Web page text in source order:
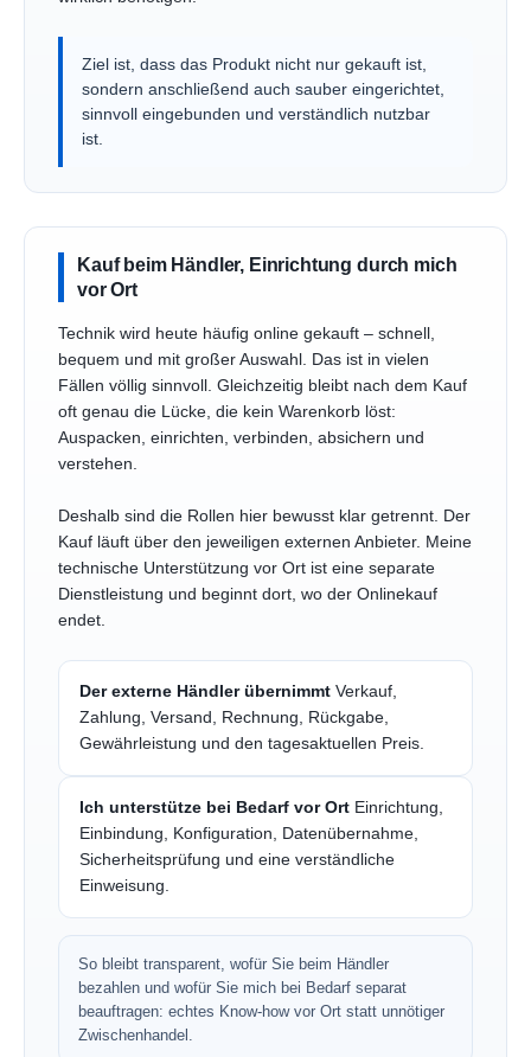
Ziel ist, dass das Produkt nicht nur gekauft ist,
sondern anschließend auch sauber eingerichtet,
sinnvoll eingebunden und verständlich nutzbar
ist.
Kauf beim Händler, Einrichtung durch mich
vor Ort
Technik wird heute häufig online gekauft – schnell,
bequem und mit großer Auswahl. Das ist in vielen
Fällen völlig sinnvoll. Gleichzeitig bleibt nach dem Kauf
oft genau die Lücke, die kein Warenkorb löst:
Auspacken, einrichten, verbinden, absichern und
verstehen.
Deshalb sind die Rollen hier bewusst klar getrennt. Der
Kauf läuft über den jeweiligen externen Anbieter. Meine
technische Unterstützung vor Ort ist eine separate
Dienstleistung und beginnt dort, wo der Onlinekauf
endet.
Der externe Händler übernimmt Verkauf,
Zahlung, Versand, Rechnung, Rückgabe,
Gewährleistung und den tagesaktuellen Preis.
Ich unterstütze bei Bedarf vor Ort Einrichtung,
Einbindung, Konfiguration, Datenübernahme,
Sicherheitsprüfung und eine verständliche
Einweisung.
So bleibt transparent, wofür Sie beim Händler
bezahlen und wofür Sie mich bei Bedarf separat
beauftragen: echtes Know-how vor Ort statt unnötiger
Zwischenhandel.